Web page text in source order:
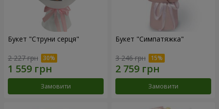
Букет "Струни серця"
2 227 грн
Замовити
Букет "Симпатяжка"
3 246 грн
Замовити